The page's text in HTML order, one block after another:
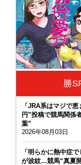
勝
「JRA系はマジで
円”投稿で競馬関係
葉”
2026年08月03日
「明らかに熱中症
が波紋…競馬“真夏